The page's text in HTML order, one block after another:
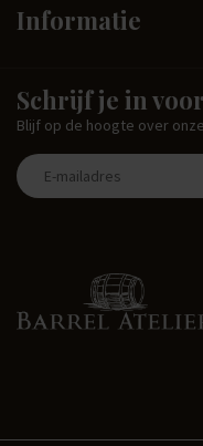
Informatie
Schrijf je in
Blijf op de hoogte over